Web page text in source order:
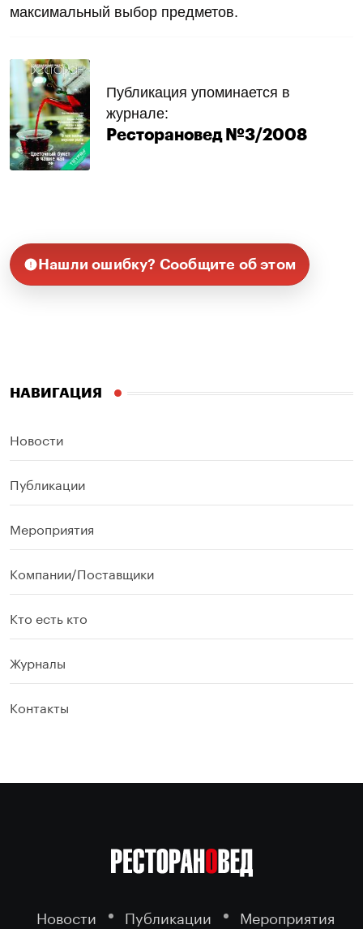
максимальный выбор предметов.
Публикация упоминается в
журнале:
Ресторановед №3/2008
Нашли ошибку? Сообщите об этом
НАВИГАЦИЯ
Новости
Публикации
Мероприятия
Компании/Поставщики
Кто есть кто
Журналы
Контакты
Новости Публикации
Мероприятия